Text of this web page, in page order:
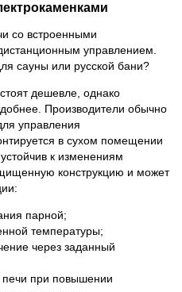
со встроенными
управлением.
сауны или русской бани?
дешевле, однако
Производители обычно
управления
в сухом помещении
к изменениям
конструкцию и может
парной;
температуры;
через заданный
при повышении